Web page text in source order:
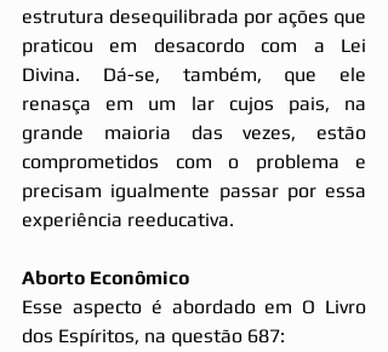
estrutura desequilibrada por ações que
praticou em desacordo com a Lei
Divina. Dá-se, também, que ele
renasça em um lar cujos pais, na
grande maioria das vezes, estão
comprometidos com o problema e
precisam igualmente passar por essa
experiência reeducativa.
Aborto Econômico
Esse aspecto é abordado em O Livro
dos Espíritos, na questão 687: